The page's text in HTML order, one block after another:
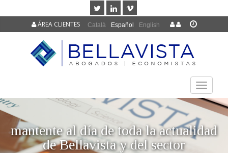
Català Español English
ÁREA CLIENTES
TOGGLE
mantente al día de toda la actualidad
de Bellavista y del sector